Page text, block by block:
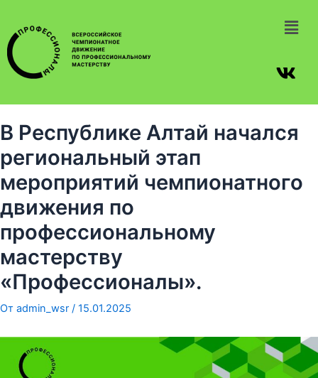
В Республике Алтай начался
региональный этап
мероприятий чемпионатного
движения по
профессиональному
мастерству
«Профессионалы».
От admin_wsr / 15.01.2025